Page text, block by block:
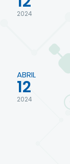
2024
ABRIL
12
2024